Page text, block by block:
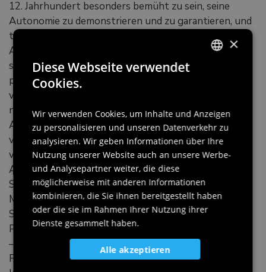
12. Jahrhundert besonders bemüht zu sein, seine
Autonomie zu demonstrieren und zu garantieren, und
tut dies, indem es sich einerseits auf die direkte
Abhängigkeit von Aquileia beruft und andererseits
seine "Unterwerfung" unter den apostolischen Stuhl
propagiert und damit eine besondere Abhängigkeit
vom Papst. Die Äbte von Sesto haben diesen Bezug
nicht nur ideell, sondern auch konkret zu den
Aposteln und insbesondere zu Petrus mit einer Reihe
von Gebäuden und monumentalen Elementen
verwirklicht. An den Grenzen der Besitztümer der
Abtei haben sie eine Kirche zu Santa Petronilla nahe
Savorgnano errichtet (und Santa Petronilla wurde im
Mittelalter als Tochter von Petrus angesehen); in
Saletto wurde ein Kultort zu Ehren der Heiligen
Petrus und Paulus errichtet; in derselben Abteikirche
– im Herzen derselben – wird ein großartiger
Freskenzyklus die Geschichten von Petrus erzählen.
GERMAN
SLOVENIAN
×
Diese Webseite verwendet
Cookies.
Wir verwenden Cookies, um Inhalte und Anzeigen
zu personalisieren und unseren Datenverkehr zu
analysieren. Wir geben Informationen über Ihre
Nutzung unserer Website auch an unsere Werbe-
und Analysepartner weiter, die diese
möglicherweise mit anderen Informationen
kombinieren, die Sie ihnen bereitgestellt haben
oder die sie im Rahmen Ihrer Nutzung ihrer
Dienste gesammelt haben.
Alle akzeptieren